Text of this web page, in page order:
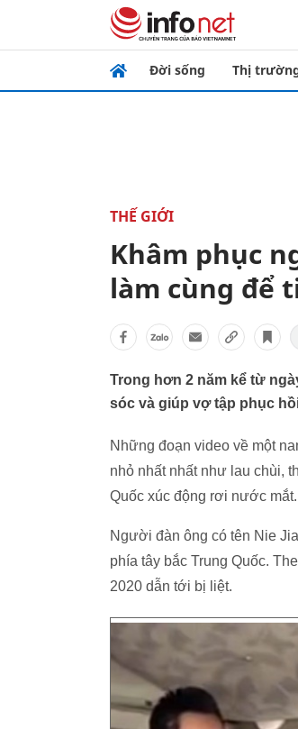
Đời sống Thị
THẾ GIỚI
Khâm phục
làm cùng để
Trong hơn 2 năm kể từ
sóc và giúp vợ tập phục
Những đoạn video về một
nhỏ nhất nhất như lau chùi,
Quốc xúc động rơi nước mắt.
Người đàn ông có tên Nie
phía tây bắc Trung Quốc.
2020 dẫn tới bị liệt.